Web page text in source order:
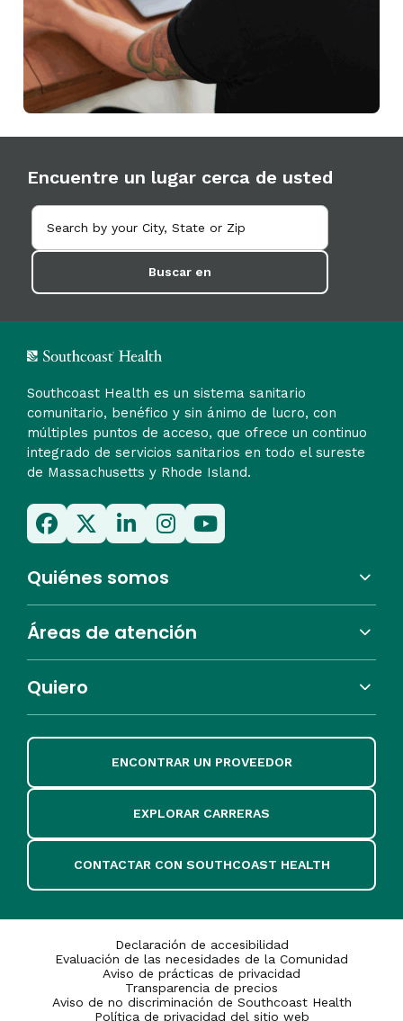
Encuentre un lugar cerca de usted
Buscar en
Southcoast Health es un sistema sanitario
comunitario, benéfico y sin ánimo de lucro, con
múltiples puntos de acceso, que ofrece un continuo
integrado de servicios sanitarios en todo el sureste
de Massachusetts y Rhode Island.
Quiénes somos
Áreas de atención
Quiero
ENCONTRAR UN PROVEEDOR
EXPLORAR CARRERAS
CONTACTAR CON SOUTHCOAST HEALTH
Declaración de accesibilidad
Evaluación de las necesidades de la Comunidad
Aviso de prácticas de privacidad
Transparencia de precios
Aviso de no discriminación de Southcoast Health
Política de privacidad del sitio web